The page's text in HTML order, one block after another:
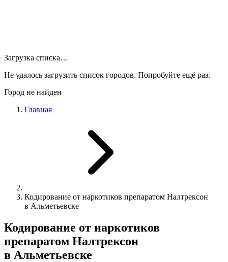
Загрузка списка…
Не удалось загрузить список городов. Попробуйте ещё раз.
Город не найден
Главная
Кодирование от наркотиков препаратом Налтрексон
в Альметьевске
Кодирование от наркотиков
препаратом Налтрексон
в Альметьевске